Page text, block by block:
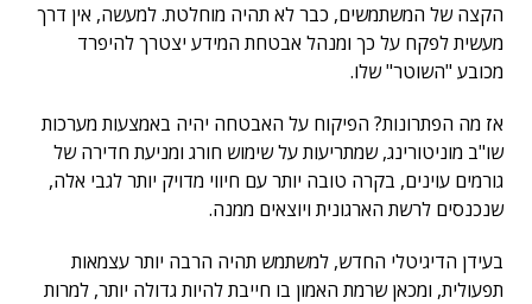
הקצה של המשתמשים, כבר לא תהיה מוחלטת. למעשה, אין דרך
מעשית לפקח על כך ומנהל אבטחת המידע יצטרך להיפרד
מכובע "השוטר" שלו.
אז מה הפתרונות? הפיקוח על האבטחה יהיה באמצעות מערכות
שו"ב מוניטורינג, שמתריעות על שימוש חורג ומניעת חדירה של
גורמים עוינים, בקרה טובה יותר עם חיווי מדויק יותר לגבי אלה,
שנכנסים לרשת הארגונית ויוצאים ממנה.
בעידן הדיגיטלי החדש, למשתמש תהיה הרבה יותר עצמאות
תפעולית, ומכאן שרמת האמון בו חייבת להיות גדולה יותר, למרות